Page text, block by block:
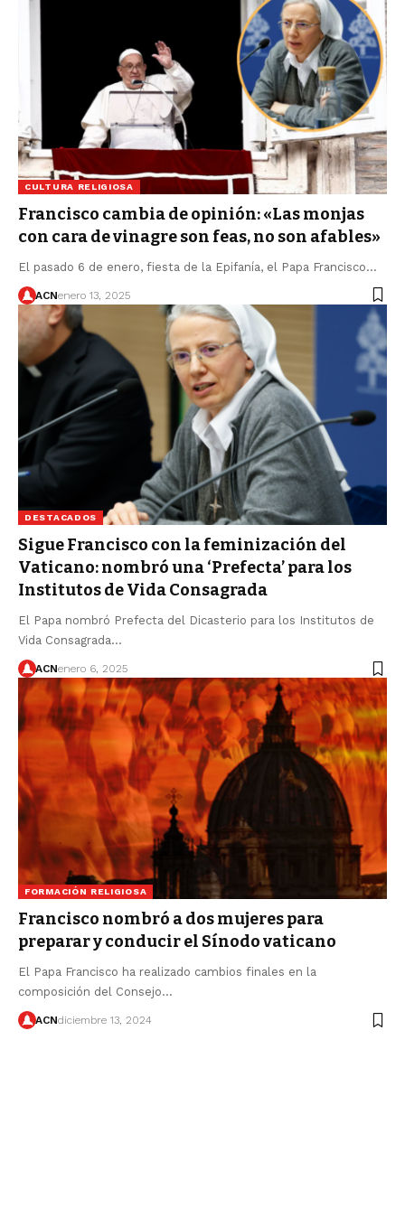
CULTURA RELIGIOSA
Francisco cambia de opinión: «Las monjas
con cara de vinagre son feas, no son afables»
El pasado 6 de enero, fiesta de la Epifanía, el Papa Francisco…
ACNenero 13, 2025
DESTACADOS
Sigue Francisco con la feminización del
Vaticano: nombró una ‘Prefecta’ para los
Institutos de Vida Consagrada
El Papa nombró Prefecta del Dicasterio para los Institutos de
Vida Consagrada…
ACNenero 6, 2025
FORMACIÓN RELIGIOSA
Francisco nombró a dos mujeres para
preparar y conducir el Sínodo vaticano
El Papa Francisco ha realizado cambios finales en la
composición del Consejo…
ACNdiciembre 13, 2024